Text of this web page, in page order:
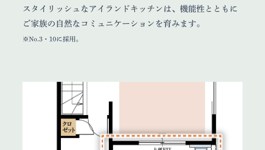
スタイリッシュなアイランドキッチンは、機能性とともに
ご家族の自然なコミュニケーションを育みます。
※No.3・10に採用。